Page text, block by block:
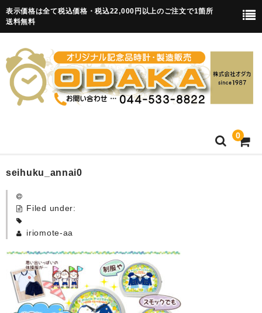
表示価格は全て税込価格・税込22,000円以上のご注文で1箇所
送料無料
0
HOME
卒園記念品
カード付フォトフレームクロック(集合)
目覚まし時計(集合＋個別)
seihuku_annai0
Filed under:
iriomote-aa